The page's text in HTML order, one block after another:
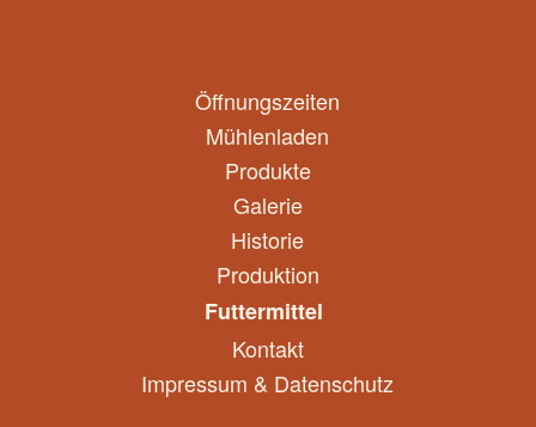
Öffnungszeiten
Mühlenladen
Produkte
Galerie
Historie
Produktion
Futtermittel
Kontakt
Impressum & Datenschutz